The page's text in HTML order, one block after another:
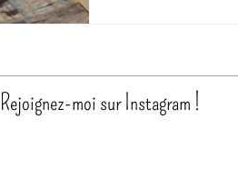
Rejoignez-moi sur Instagram !